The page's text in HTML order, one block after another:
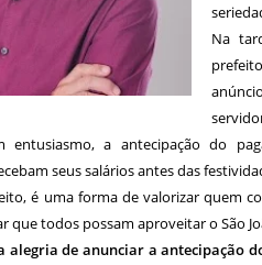
Na
entusiasmo, a antecipação do
seus salários antes das
é uma forma de valorizar quem
que todos possam aproveitar o São
alegria de anunciar a antecipação